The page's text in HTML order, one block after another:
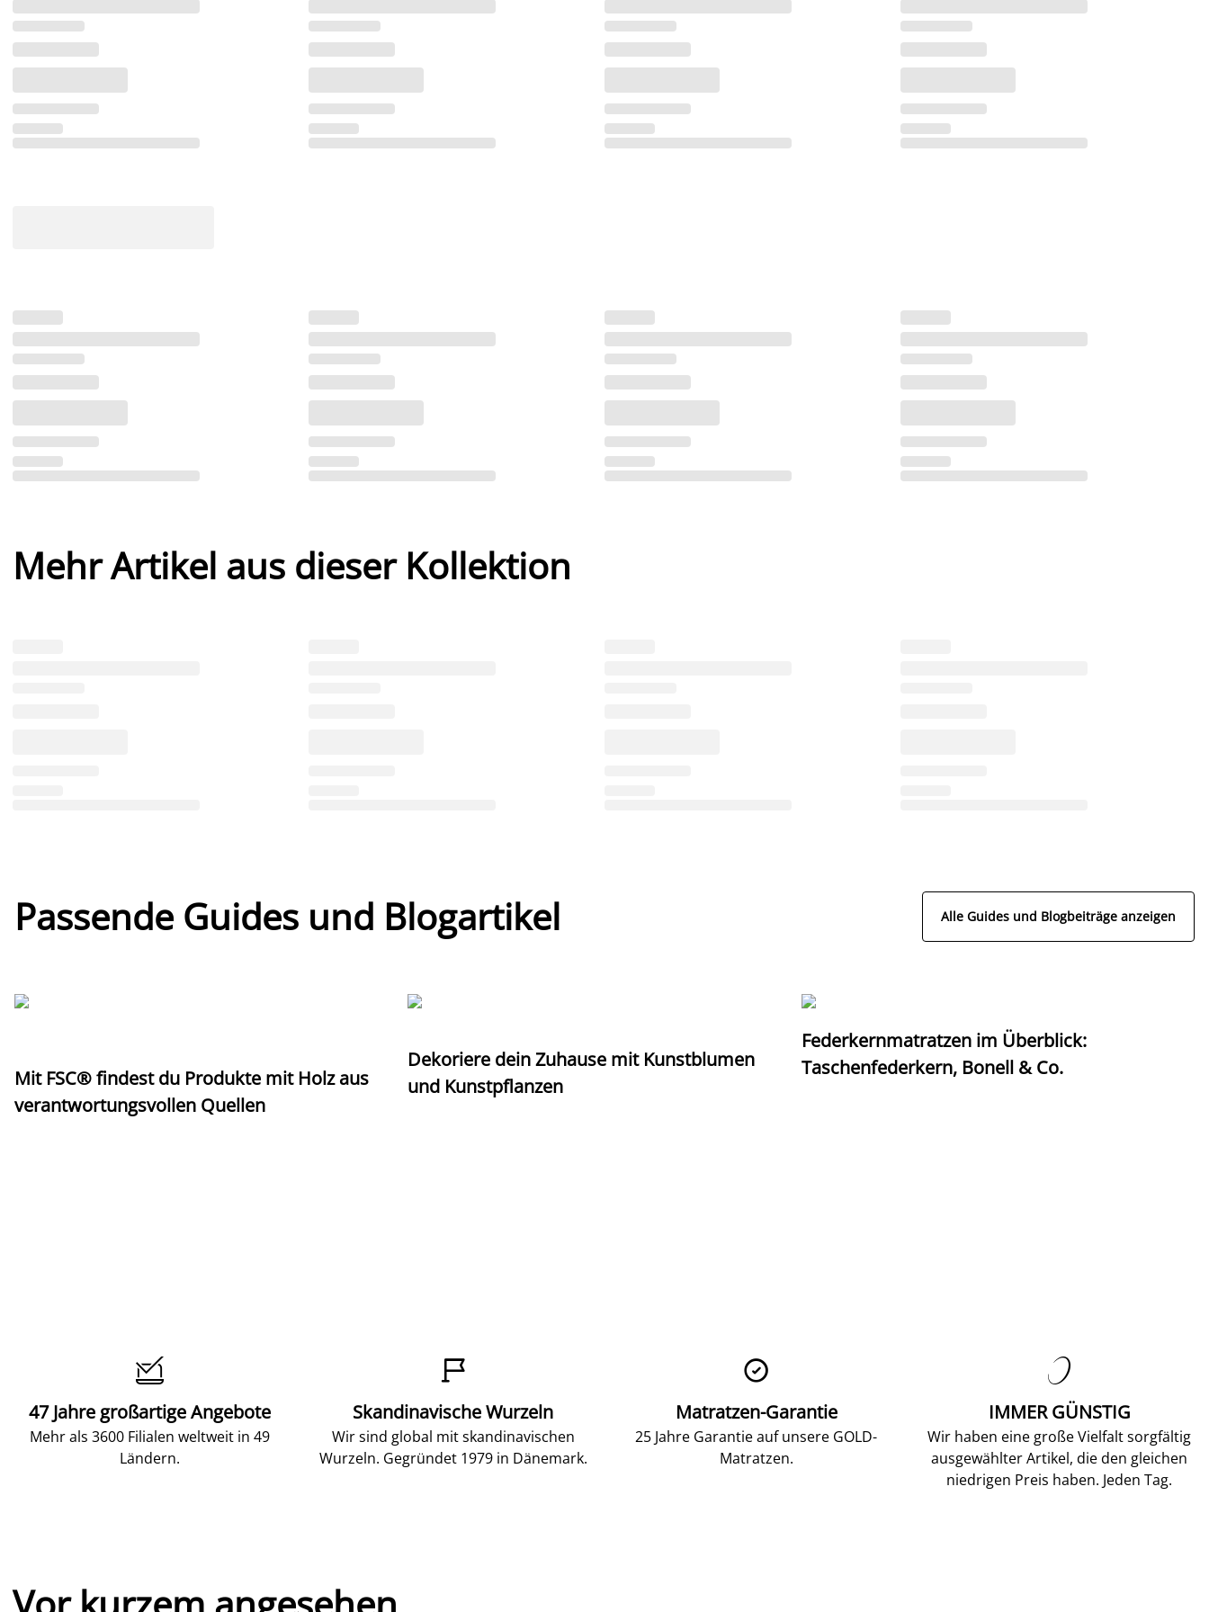
Mehr Artikel aus dieser Kollektion
Passende Guides und Blogartikel Alle Guides und Blogbeiträge anzeigen
Mit FSC® findest du Produkte mit Holz aus
verantwortungsvollen Quellen
Dekoriere dein Zuhause mit Kunstblumen
und Kunstpflanzen
Federkernmatratzen im Überblick:
Taschenfederkern, Bonell & Co.

47 Jahre großartige Angebote
Mehr als 3600 Filialen weltweit in 49
Ländern.

Skandinavische Wurzeln
Wir sind global mit skandinavischen
Wurzeln. Gegründet 1979 in Dänemark.

Matratzen-Garantie
25 Jahre Garantie auf unsere GOLD-
Matratzen.

IMMER GÜNSTIG
Wir haben eine große Vielfalt sorgfältig
ausgewählter Artikel, die den gleichen
niedrigen Preis haben. Jeden Tag.